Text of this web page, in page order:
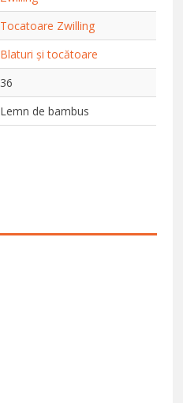
Tocatoare Zwilling
Blaturi și tocătoare
36
Lemn de bambus